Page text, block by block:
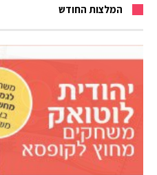
המלצות החודש